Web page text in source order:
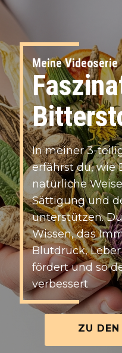
ZU
Meine Videoserie
I​n meiner 3-
erfährst du, wie
natürliche
Sättigung und
unterstützen.
Wissen, das
Blutdruck,
fördert und so
verbessert